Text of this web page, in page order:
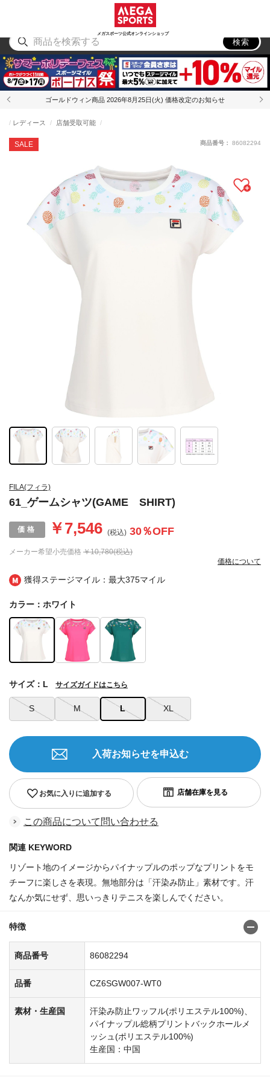
メガスポーツ公式オンラインショップ
アウトドア
検索
ゴールドウィン商品 2026年8月25日(火) 価格改定のお知らせ
獲得ステージマイル：最大375マイル
FILA(フィラ)
61_ゲームシャツ(GAME SHIRT)
SALE
レディース 店舗受取可能
メーカー希望小売価格 ￥10,780(税込)
￥7,546 (税込) 30％OFF
価格について
商品番号： 86082294
カラー：ホワイト
S M L XL
サイズ：L サイズガイドはこちら
お気に入りに追加する
入荷お知らせを申込む
この商品について問い合わせる
関連 KEYWORD
リゾート地のイメージからパイナップルのポップなプリントをモ
チーフに楽しさを表現。無地部分は「汗染み防止」素材です。汗
なんか気にせず、思いっきりテニスを楽しんでください。
特徴
商品番号 86082294
品番 CZ6SGW007-WT0
素材・生産国
汗染み防止ワッフル(ポリエステル100%)、
パイナップル総柄プリントバックホールメ
ッシュ(ポリエステル100%)
生産国：中国